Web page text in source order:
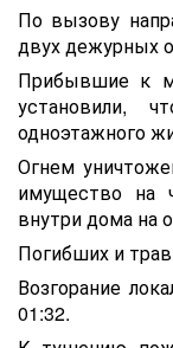
По вызову
двух дежурных
Прибывшие к
установили,
одноэтажного
Огнем
имущество на
внутри дома на
Погибших и
Возгорание
01:32.